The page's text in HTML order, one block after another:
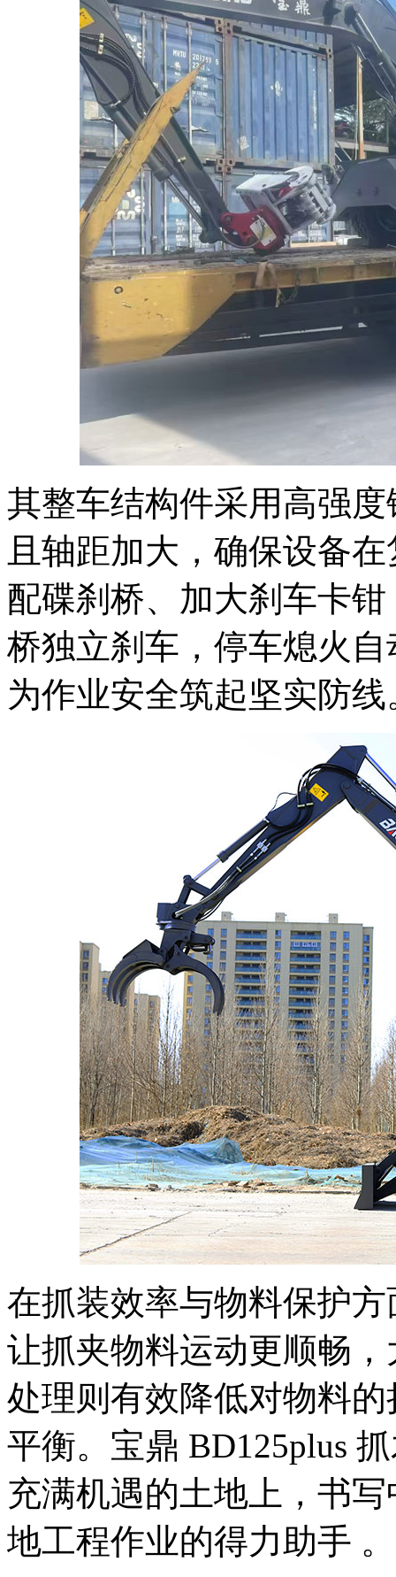
其整车结构件采用高强
且轴距加大，确保设备
配碟刹桥、加大刹车卡
桥独立刹车，停车熄火
为作业安全筑起坚实防线
在抓装效率与物料保护
让抓夹物料运动更顺畅
处理则有效降低对物料
平衡。宝鼎 BD125plus
充满机遇的土地上，书
地工程作业的得力助手 。